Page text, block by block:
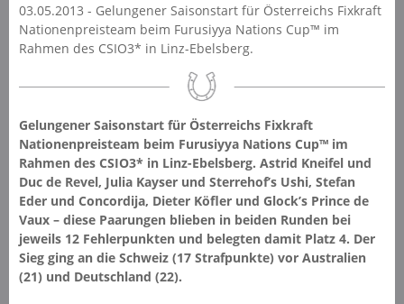
03.05.2013 - Gelungener Saisonstart für Österreichs Fixkraft
Nationenpreisteam beim Furusiyya Nations Cup™ im
Rahmen des CSIO3* in Linz-Ebelsberg.
Gelungener Saisonstart für Österreichs Fixkraft
Nationenpreisteam beim Furusiyya Nations Cup™ im
Rahmen des CSIO3* in Linz-Ebelsberg. Astrid Kneifel und
Duc de Revel, Julia Kayser und Sterrehof’s Ushi, Stefan
Eder und Concordija, Dieter Köfler und Glock’s Prince de
Vaux – diese Paarungen blieben in beiden Runden bei
jeweils 12 Fehlerpunkten und belegten damit Platz 4. Der
Sieg ging an die Schweiz (17 Strafpunkte) vor Australien
(21) und Deutschland (22).